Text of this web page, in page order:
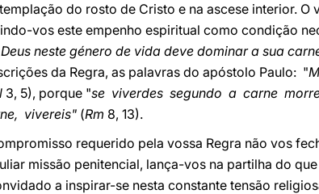
do rosto de Cristo e na ascese interior.
vos este empenho espiritual como condição
neste género de vida deve dominar a sua
da Regra, as palavras do apóstolo Paulo: "
3, 5), porque "se viverdes segundo a carne
vivereis" (Rm 8, 13).
requerido pela vossa Regra não vos
missão penitencial, lança-vos na partilha do
a inspirar-se nesta constante tensão